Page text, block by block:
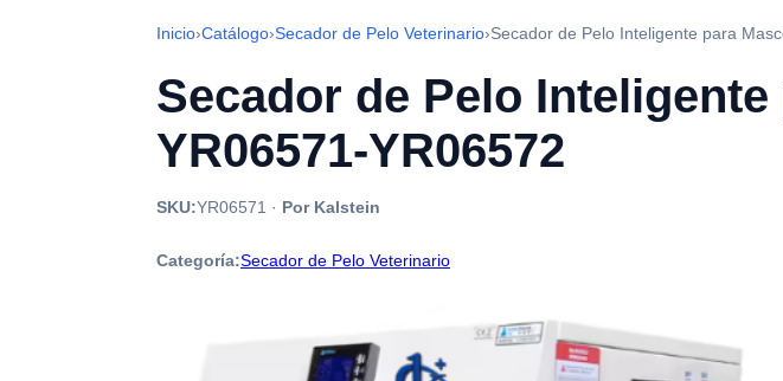
Inicio›Catálogo›Secador de Pelo Veterinario›Secador de Pelo Inteligente para
Secador de Pelo
YR06571-YR06572
SKU:YR06571 · Por Kalstein
Categoría:Secador de Pelo Veterinario